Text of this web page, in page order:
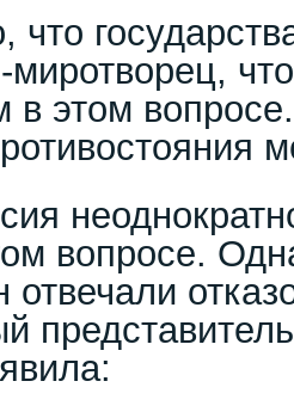
что
миротворец,
в этом
вопросе.
отвечали